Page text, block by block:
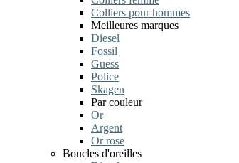
Colliers pour hommes
Meilleures marques
Diesel
Fossil
Guess
Police
Skagen
Par couleur
Or
Argent
Or rose
Boucles d'oreilles